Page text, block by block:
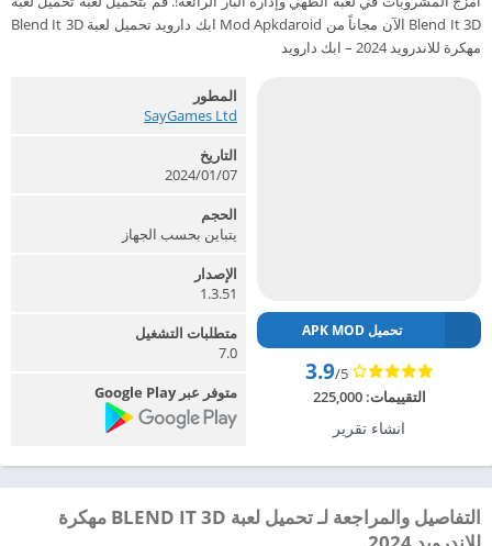
Blend It 3D الآن مجاناً من Mod Apkdaroid ابك دارويد تحميل لعبة Blend It 3D
مهكرة للاندرويد 2024 – ابك دارويد
تحميل APK MOD
3.9/5
التقييمات:225,000
انشاء تقرير
المطور
SayGames Ltd‏
التاريخ
2024/01/07
الحجم
يتباين بحسب الجهاز
الإصدار
1.3.51
متطلبات التشغيل
7.0
متوفر عبر Google Play
التفاصيل والمراجعة لـ تحميل لعبة BLEND IT 3D مهكرة